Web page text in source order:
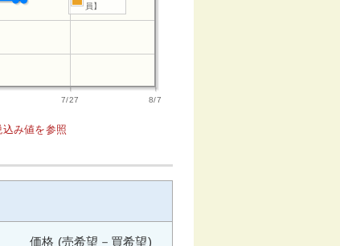
7/27 8/7
員】
み値を参照
価格 (売希望－買希望)